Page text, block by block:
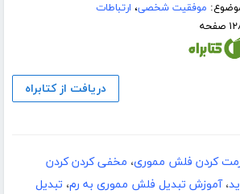
موفقیت شخصی، ارتباطات
صفحه
دریافت از کتابراه
کردن فلش مموری، مخفی کردن کردن
،آموزش تبدیل فلش مموری به رم، تبدیل